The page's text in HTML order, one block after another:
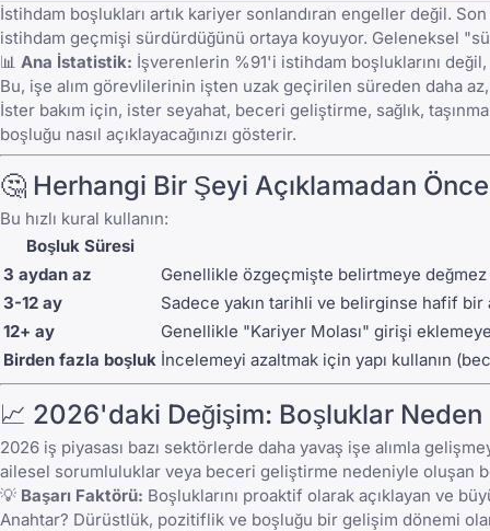
İstihdam boşlukları artık kariyer sonlandıran engeller değil.
istihdam geçmişi sürdürdüğünü ortaya koyuyor. Geleneksel
📊 Ana İstatistik: İşverenlerin %91'i istihdam boşluklarını
Bu, işe alım görevlilerinin işten uzak geçirilen süreden daha az,
İster bakım için, ister seyahat, beceri geliştirme, sağlık,
boşluğu nasıl açıklayacağınızı gösterir.
🤔 Herhangi Bir Şeyi Açıklamadan
Bu hızlı kural kullanın:
Boşluk Süresi
3 aydan az
Genellikle özgeçmişte belirtmeye değmez
3-12 ay
Sadece yakın tarihli ve belirginse hafif bir
12+ ay
Genellikle "Kariyer Molası" girişi
Birden fazla boşluk İncelemeyi azaltmak için yapı kullanın
📈 2026'daki Değişim: Boşluklar
2026 iş piyasası bazı sektörlerde daha yavaş işe alımla
ailesel sorumluluklar veya beceri geliştirme nedeniyle oluşan
💡 Başarı Faktörü: Boşluklarını proaktif olarak açıklayan ve
Anahtar? Dürüstlük, pozitiflik ve boşluğu bir gelişim dönemi